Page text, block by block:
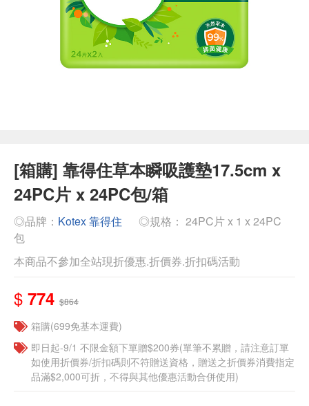
[箱購] 靠得住草本瞬吸護墊17.5cm x
24PC片 x 24PC包/箱
◎品牌： Kotex 靠得住
◎規格： 24PC片 x 1 x 24PC
包
本商品不參加全站現折優惠.折價券.折扣碼活動
$ 774 $864
箱購(699免基本運費)
即日起-9/1 不限金額下單贈$200券(單筆不累贈，請注意訂單
如使用折價券/折扣碼則不符贈送資格，贈送之折價券消費指定
品滿$2,000可折，不得與其他優惠活動合併使用)